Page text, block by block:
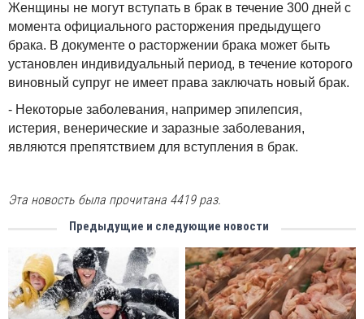
Женщины не могут вступать в брак в течение 300 дней с
момента официального расторжения предыдущего
брака. В документе о расторжении брака может быть
установлен индивидуальный период, в течение которого
виновный супруг не имеет права заключать новый брак.
- Некоторые заболевания, например эпилепсия,
истерия, венерические и заразные заболевания,
являются препятствием для вступления в брак.
Эта новость была прочитана 4419 раз.
Предыдущие и следующие новости